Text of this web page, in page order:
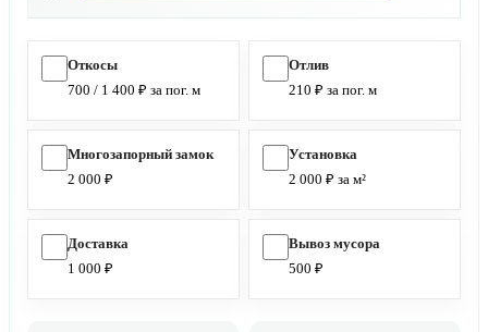
Откосы
700 / 1 400 ₽ за пог. м
Отлив
210 ₽ за пог. м
Многозапорный замок
2 000 ₽
Установка
2 000 ₽ за м²
Доставка
1 000 ₽
Вывоз мусора
500 ₽